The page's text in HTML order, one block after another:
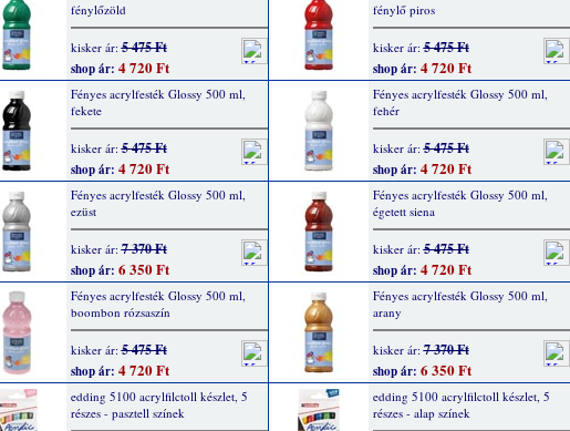
fénylőzöld
kisker ár:5 475 Ft
shop ár: 4 720 Ft
fénylő piros
kisker ár:5 475 Ft
shop ár: 4 720 Ft
Fényes acrylfesték Glossy 500 ml,
fekete
kisker ár:5 475 Ft
shop ár: 4 720 Ft
Fényes acrylfesték Glossy 500 ml,
fehér
kisker ár:5 475 Ft
shop ár: 4 720 Ft
Fényes acrylfesték Glossy 500 ml,
ezüst
kisker ár:7 370 Ft
shop ár: 6 350 Ft
Fényes acrylfesték Glossy 500 ml,
égetett siena
kisker ár:5 475 Ft
shop ár: 4 720 Ft
Fényes acrylfesték Glossy 500 ml,
boombon rózsaszín
kisker ár:5 475 Ft
shop ár: 4 720 Ft
Fényes acrylfesték Glossy 500 ml,
arany
kisker ár:7 370 Ft
shop ár: 6 350 Ft
edding 5100 acrylfilctoll készlet, 5
részes - pasztell színek
edding 5100 acrylfilctoll készlet, 5
részes - alap színek